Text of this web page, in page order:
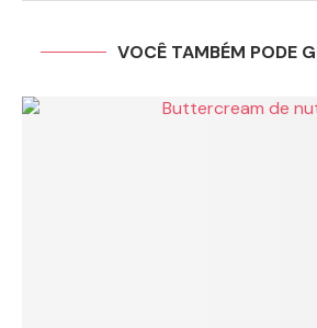
VOCÊ TAMBÉM PODE